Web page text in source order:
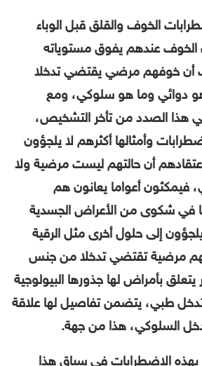
الخوف والقلق قبل الوباء
الخوف عندهم يفوق مستوياته
أن خوفهم مرضي يقتضي تدخلا
هو دوائي وما هو سلوكي، ومع
هذا الصدد من تأخر التشخيص،
وأمثالها أكثرهم لا يلجؤون
أن حالتهم ليست مرضية ولا
فيمكثون أعواما يعانون هم
في شكوى من الأعراض الجسدية
يلجؤون إلى حلول أخرى مثل الرقية
مرضية تقتضي تدخلا من جنس
بأمراض لها جذورها البيولوجية
طبي، يتضمن تفاصيل لها علاقة
السلوكي، هذا من جهة.
الاضطرابات في سياق هذا